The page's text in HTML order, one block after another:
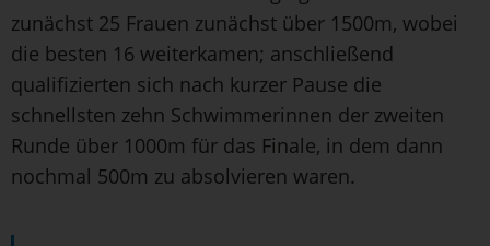
zunächst 25 Frauen zunächst über 1500m, wobei
die besten 16 weiterkamen; anschließend
qualifizierten sich nach kurzer Pause die
schnellsten zehn Schwimmerinnen der zweiten
Runde über 1000m für das Finale, in dem dann
nochmal 500m zu absolvieren waren.